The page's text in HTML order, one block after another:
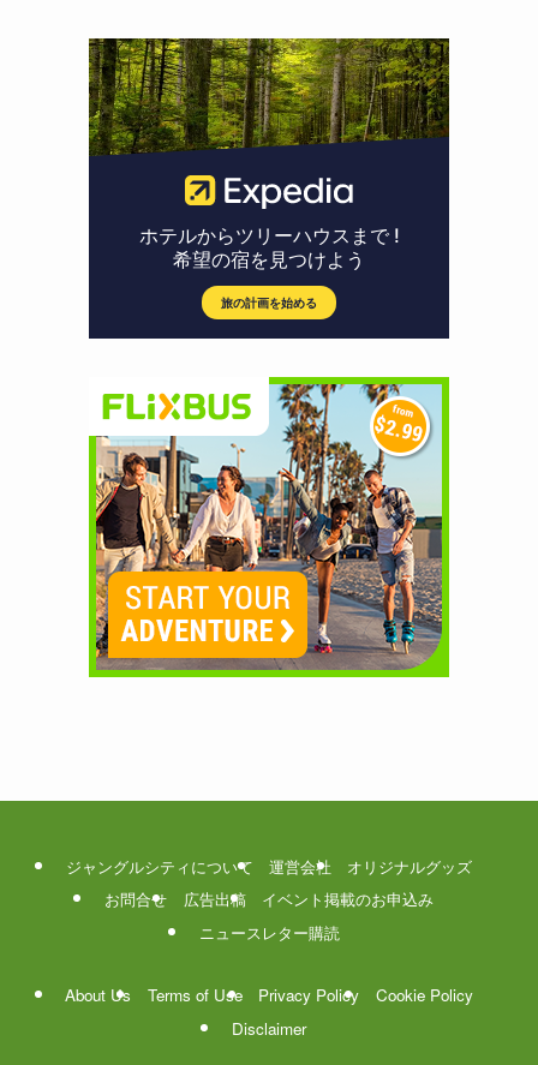
ジャングルシティについて 運営会社
オリジナルグッズ
お問合せ
広告出稿
イベント掲載のお申込み
ニュースレター購読
About Us Terms of Use Privacy Policy
Cookie Policy
Disclaimer